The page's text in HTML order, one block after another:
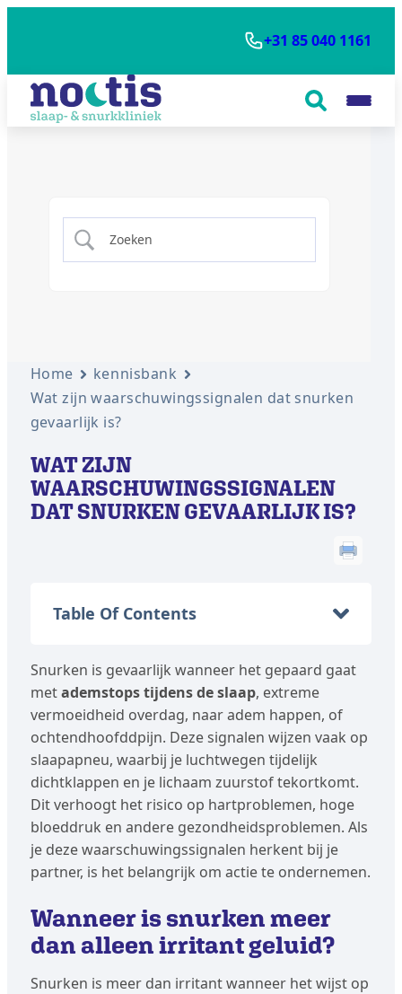
+31 85 040 1161
Home
kennisbank
Wat zijn waarschuwingssignalen dat snurken
gevaarlijk is?
WAT ZIJN
WAARSCHUWINGSSIGNALEN
DAT SNURKEN GEVAARLIJK IS?
Table Of Contents
Snurken is gevaarlijk wanneer het gepaard gaat
metademstops tijdens de slaap, extreme
vermoeidheid overdag, naar adem happen, of
ochtendhoofddpijn. Deze signalen wijzen vaak op
slaapapneu, waarbij je luchtwegen tijdelijk
dichtklappen en je lichaam zuurstof tekortkomt.
Dit verhoogt het risico op hartproblemen, hoge
bloeddruk en andere gezondheidsproblemen. Als
je deze waarschuwingssignalen herkent bij je
partner, is het belangrijk om actie te ondernemen.
Wanneer is snurken meer
dan alleen irritant geluid?
Snurken is meer dan irritant wanneer het wijst op